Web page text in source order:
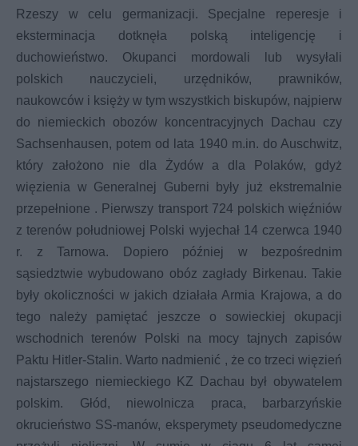
Rzeszy w celu germanizacji. Specjalne reperesje i
eksterminacja dotknęła polską inteligencję i
duchowieństwo. Okupanci mordowali lub wysyłali
polskich nauczycieli, urzędników, prawników,
naukowców i księży w tym wszystkich biskupów, najpierw
do niemieckich obozów koncentracyjnych Dachau czy
Sachsenhausen, potem od lata 1940 m.in. do Auschwitz,
który założono nie dla Żydów a dla Polaków, gdyż
więzienia w Generalnej Guberni były już ekstremalnie
przepełnione . Pierwszy transport 724 polskich więźniów
z terenów południowej Polski wyjechał 14 czerwca 1940
r. z Tarnowa. Dopiero później w bezpośrednim
sąsiedztwie wybudowano obóz zagłady Birkenau. Takie
były okoliczności w jakich działała Armia Krajowa, a do
tego należy pamiętać jeszcze o sowieckiej okupacji
wschodnich terenów Polski na mocy tajnych zapisów
Paktu Hitler-Stalin. Warto nadmienić , że co trzeci więzień
najstarszego niemieckiego KZ Dachau był obywatelem
polskim. Głód, niewolnicza praca, barbarzyńskie
okrucieństwo SS-manów, eksperymety pseudomedyczne